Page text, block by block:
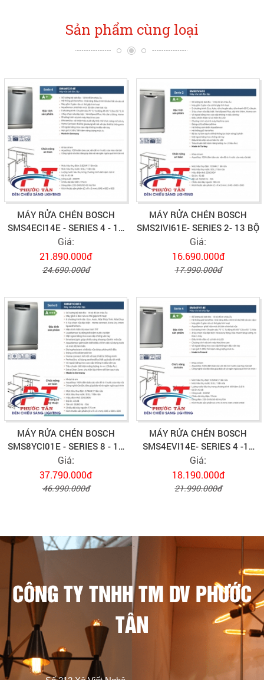
Sản phẩm cùng loại
MÁY RỬA CHÉN BOSCH
SMS4ECI14E - SERIES 4 - 13
BỘ
Giá:
21.890.000đ
24.690.000đ
MÁY RỬA CHÉN BOSCH
SMS2IVI61E- SERIES 2- 13 BỘ
Giá:
16.690.000đ
17.990.000đ
MÁY RỬA CHÉN BOSCH
SMS8YCI01E - SERIES 8 - 14
BỘ
Giá:
37.790.000đ
46.990.000đ
MÁY RỬA CHÉN BOSCH
SMS4EVI14E- SERIES 4 -13
BỘ
Giá:
18.190.000đ
21.990.000đ
CÔNG TY TNHH TM DV PHƯỚC
TÂN